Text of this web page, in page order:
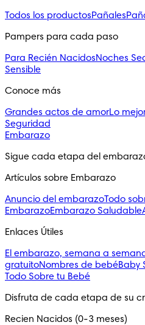
Todos los productosPañales
Pampers para cada paso
Para Recién NacidosNoches
Sensible
Conoce más
Grandes actos de amorLo
Seguridad
Embarazo
Sigue cada etapa del
Artículos sobre Embarazo
Anuncio del embarazoTodo
EmbarazoEmbarazo Saludable
Enlaces Útiles
El embarazo, semana a
gratuitoNombres de bebéBaby
Todo Sobre tu Bebé
Disfruta de cada etapa de su
Recien Nacidos (0-3 meses)